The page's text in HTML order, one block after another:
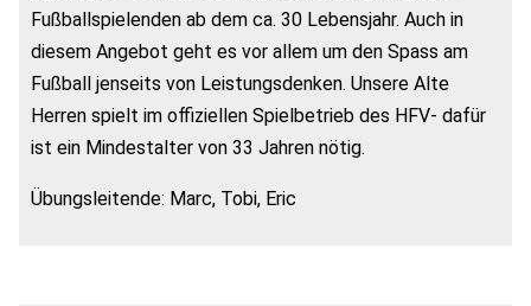
Fußballspielenden ab dem ca. 30 Lebensjahr. Auch in
diesem Angebot geht es vor allem um den Spass am
Fußball jenseits von Leistungsdenken. Unsere Alte
Herren spielt im offiziellen Spielbetrieb des HFV- dafür
ist ein Mindestalter von 33 Jahren nötig.
Übungsleitende: Marc, Tobi, Eric